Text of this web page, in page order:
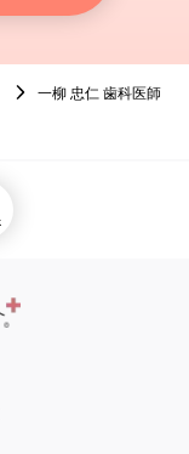
一柳 忠仁 歯科医師